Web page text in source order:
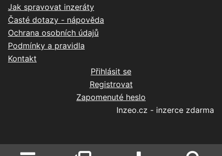
Jak spravovat inzeráty
Časté dotazy - nápověda
Ochrana osobních údajů
Podmínky a pravidla
Kontakt
Přihlásit se
Registrovat
Zapomenuté heslo
Inzeo.cz - inzerce zdarma